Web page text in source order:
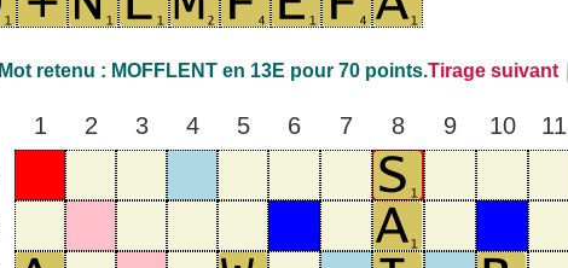
Mot retenu : MOFFLENT en 13E pour 70 points.Tirage suivant
1 2 3 4 5 6 7 8 9 10 11